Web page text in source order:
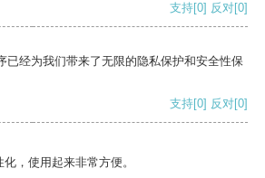
支持[0] 反对[0]
已经为我们带来了无限的隐私保护和安全性保
支持[0] 反对[0]
，使用起来非常方便。